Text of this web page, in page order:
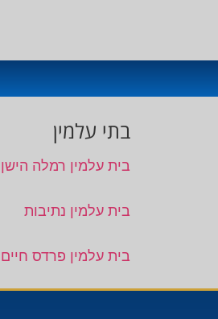
בתי עלמין
בית עלמין רמלה הישן
בית עלמין נתיבות
בית עלמין פרדס חיים